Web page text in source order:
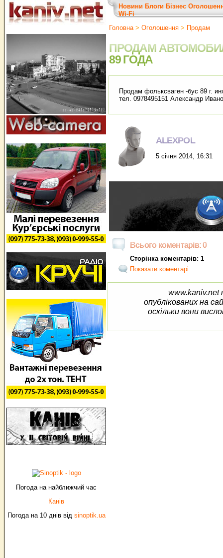
Погода на найближчий час
Канів
Погода на 10 днів від sinoptik.ua
Новини Блоги Бізнес
Wi-Fi
Головна> Оголошення > Продам
ПРОДАМ
89 ГОДА
Продам фольксваген -бус 89 г.
тел. 0978495151 Александр
ALEXPOL
5 січня 2014, 16:31
Всього коментарів: 0
Сторінка коментарів: 1
Показати коментарі
www.kaniv.net
опублікованих на
оскільки вони